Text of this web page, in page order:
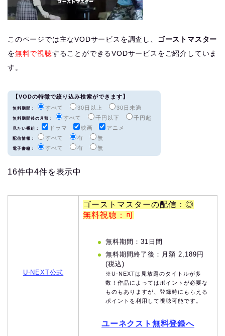
このページでは主なVODサービスを調査し、
ゴーストマスター
を無料で視聴することができるVODサービスをご紹介していま
す。
【VODの特徴で絞り込み検索ができます】
無料期間： すべて 30日以上 30日未満
無料期間後の月額： すべて 千円以下 千円超
見たい番組： ドラマ 映画 アニメ
配信情報： すべて 有 無
電子書籍： すべて 有 無
16件中4件を表示中
U-NEXT公式
ゴーストマスターの配信：◎
無料視聴：可
無料期間：31日間
無料期間終了後：月額 2,189円
(税込)
※U-NEXTは見放題のタイトルが多
数！作品によってはポイントが必要な
ものもありますが、登録時にもらえる
ポイントを利用して視聴可能です。
ユーネクスト無料登録へ